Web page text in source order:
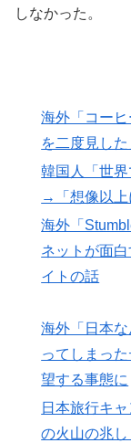
しなかった。
海外「コー
を二度見し
韓国人「世界
→「想像以上
海外「
ネットが面
イトの話
海外「日本
ってしまっ
望する事態に
日本旅行キ
の火山の兆